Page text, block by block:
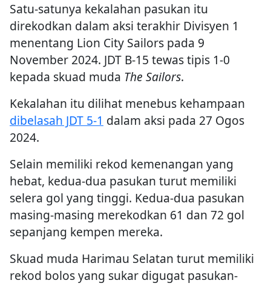
Satu-satunya kekalahan pasukan itu
direkodkan dalam aksi terakhir Divisyen 1
menentang Lion City Sailors pada 9
November 2024. JDT B-15 tewas tipis 1-0
kepada skuad muda The Sailors.
Kekalahan itu dilihat menebus kehampaan
dibelasah JDT 5-1 dalam aksi pada 27 Ogos
2024.
Selain memiliki rekod kemenangan yang
hebat, kedua-dua pasukan turut memiliki
selera gol yang tinggi. Kedua-dua pasukan
masing-masing merekodkan 61 dan 72 gol
sepanjang kempen mereka.
Skuad muda Harimau Selatan turut memiliki
rekod bolos yang sukar digugat pasukan-